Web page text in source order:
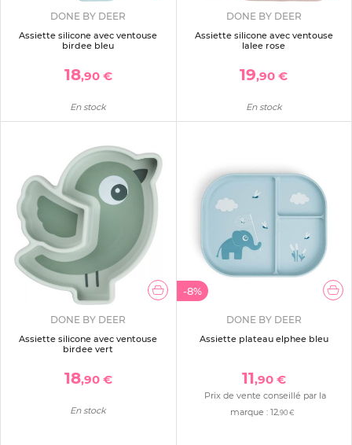
DONE BY DEER
Assiette silicone avec ventouse
birdee bleu
18,90 €
En stock
DONE BY DEER
Assiette silicone avec ventouse
lalee rose
19,90 €
En stock
DONE BY DEER
Assiette silicone avec ventouse
birdee vert
18,90 €
En stock
-8%
DONE BY DEER
Assiette plateau elphee bleu
11,90 €
Prix de vente conseillé par la
marque : 12,90 €